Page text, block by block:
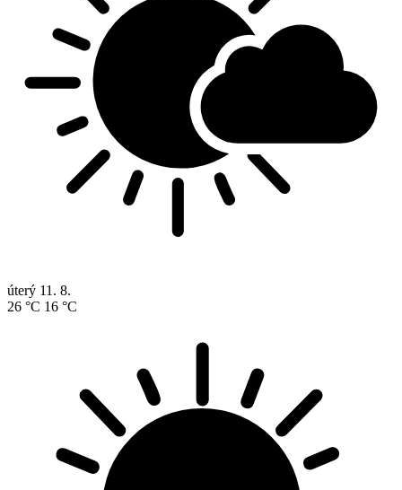
úterý 11. 8.
26 °C 16 °C